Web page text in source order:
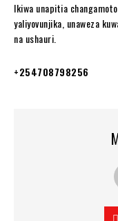
Ikiwa unapitia
yaliyovunjika, unaweza
na ushauri.
+254708798256